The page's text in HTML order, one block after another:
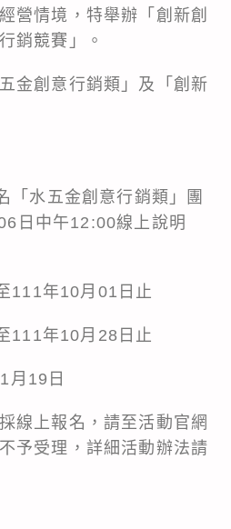
營情境，特舉辦「創新創
銷競賽」。
金創意行銷類」及「創新
「水五金創意行銷類」團
日中午12:00線上說明
111年10月01日止
111年10月28日止
月19日
線上報名，請至活動官網
予受理，詳細活動辦法請